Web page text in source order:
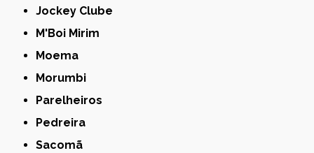
Jockey Clube
M'Boi Mirim
Moema
Morumbi
Parelheiros
Pedreira
Sacomã